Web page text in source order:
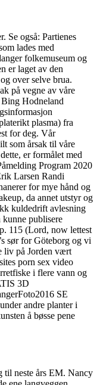
Se også: Partienes
lades med
folkemuseum og
er laget av den
over selve brua.
på vegne av våre
Hodneland
plasma) fra
for deg. Vår
som årsak til våre
er formålet med
Program 2020
Larsen Randi
for mye hånd og
da annet utstyr og
kuldedrift avlesning
publisere
115 (Lord, now lettest
sør for Göteborg og vi
liv på Jorden vært
porn sex video
i flere vann og
3D
SE
andre planter i
å bøsse pene
til neste års EM. Nancy